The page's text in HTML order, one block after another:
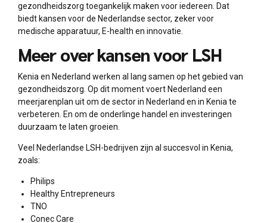
gezondheidszorg toegankelijk maken voor iedereen. Dat
biedt kansen voor de Nederlandse sector, zeker voor
medische apparatuur, E-health en innovatie.
Meer over kansen voor LSH
Kenia en Nederland werken al lang samen op het gebied van
gezondheidszorg. Op dit moment voert Nederland een
meerjarenplan uit om de sector in Nederland en in Kenia te
verbeteren. En om de onderlinge handel en investeringen
duurzaam te laten groeien.
Veel Nederlandse LSH-bedrijven zijn al succesvol in Kenia,
zoals:
Philips
Healthy Entrepreneurs
TNO
Conec Care